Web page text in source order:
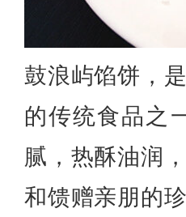
鼓浪屿馅饼，
的传统食品之
腻，热酥油润
和馈赠亲朋的